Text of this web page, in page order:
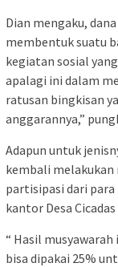
Dian mengaku,
membentuk suatu
kegiatan sosial
apalagi ini dalam
ratusan bingkisan
anggarannya,”
Adapun untuk
kembali melakukan
partisipasi dari
kantor Desa
“ Hasil musyawarah
bisa dipakai 25%